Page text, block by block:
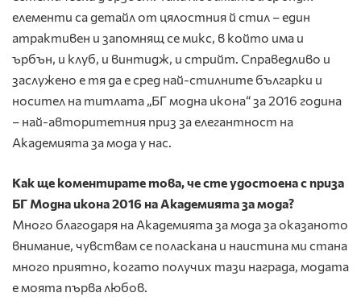
елементи са детайл от цялостния й стил – един
атрактивен и запомнящ се микс, в който има и
ърбън, и клуб, и винтидж, и стрийт. Справедливо и
заслужено е тя да е сред най-стилните българки и
носител на титлата „БГ модна икона“ за 2016 година
– най-авторитетния приз за елегантност на
Академията за мода у нас.
Как ще коментирате това, че сте удостоена с приза
БГ Модна икона 2016 на Академията за мода?
Много благодаря на Академията за мода за оказаното
внимание, чувствам се поласкана и наистина ми стана
много приятно, когато получих тази награда, модата
е моята първа любов.